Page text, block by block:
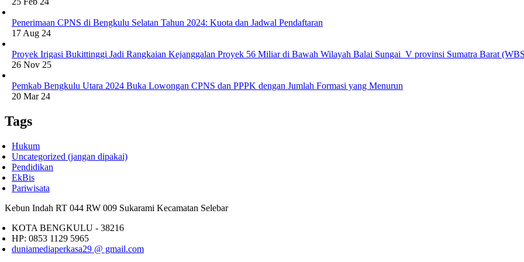
Penerimaan CPNS di Bengkulu Selatan Tahun 2024: Kuota dan Jadwal Pendaftaran
17 Aug 24
Proyek Irigasi Bukittinggi Jadi Rangkaian Kejanggalan Proyek 56 Miliar di Bawah Wilayah Balai Sungai V provinsi Sumatra Barat
26 Nov 25
Pemkab Bengkulu Utara 2024 Buka Lowongan CPNS dan PPPK dengan Jumlah Formasi yang Menurun
20 Mar 24
Tags
Hukum
Uncategorized (jangan dipakai)
Pendidikan
EkBis
Pariwisata
Kebun Indah RT 044 RW 009 Sukarami Kecamatan Selebar
KOTA BENGKULU - 38216
HP: 0853 1129 5965
duniamediaperkasa29 @ gmail.com